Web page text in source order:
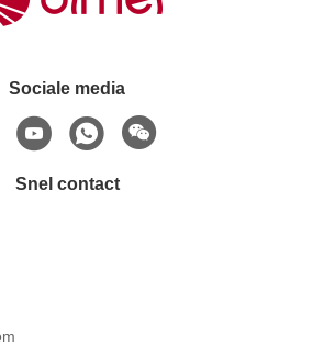
Sociale media
Snel contact